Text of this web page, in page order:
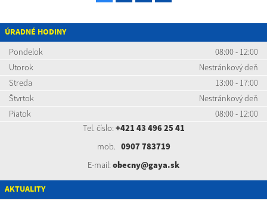
ÚRADNÉ HODINY
Pondelok
08:00 - 12:00
Utorok
Nestránkový deň
Streda
13:00 - 17:00
Štvrtok
Nestránkový deň
Piatok
08:00 - 12:00
Tel. číslo: +421 43 496 25 41
mob. 0907 783719
E-mail: obecny@gaya.sk
AKTUALITY